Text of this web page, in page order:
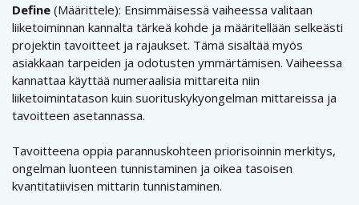
Define (Määrittele): Ensimmäisessä vaiheessa valitaan
liiketoiminnan kannalta tärkeä kohde ja määritellään selkeästi
projektin tavoitteet ja rajaukset. Tämä sisältää myös
asiakkaan tarpeiden ja odotusten ymmärtämisen. Vaiheessa
kannattaa käyttää numeraalisia mittareita niin
liiketoimintatason kuin suorituskykyongelman mittareissa ja
tavoitteen asetannassa.
Tavoitteena oppia parannuskohteen priorisoinnin merkitys,
ongelman luonteen tunnistaminen ja oikea tasoisen
kvantitatiivisen mittarin tunnistaminen.